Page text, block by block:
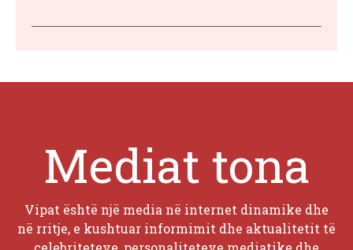
Mediat tona
Vipat është një media në internet dinamike dhe
në rritje, e kushtuar informimit dhe aktualitetit të